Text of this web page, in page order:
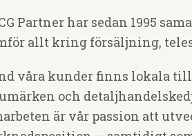
Partner har sedan 1995
allt kring försäljning,
våra kunder finns lokala
och
är vår passion att